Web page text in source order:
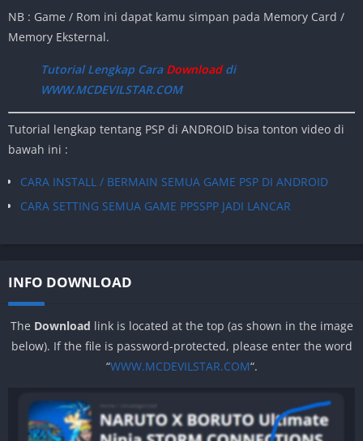
Download Star Wars – Lethal Alliance
PPSSPP
CARA PASANG SAVE DATA DI SEMUA GAME PPSSPP
Alliance
CARA CHEAT SEMUA GAME PPSSPP : KLIK DISINI
NB : Game / Rom ini dapat kamu simpan pada Memory Card /
Memory Eksternal.
Tutorial Lengkap CaraDownloaddi
WWW.MCDEVILSTAR.COM
Tutorial lengkap tentang PSP di ANDROID bisa tonton video di
bawah ini :
CARA INSTALL / BERMAIN SEMUA GAME PSP DI ANDROID
CARA SETTING SEMUA GAME PPSSPP JADI LANCAR
INFO DOWNLOAD
The Download link is located at the top (as shown in the image
below). If the file is password-protected, please enter the word
“WWW.MCDEVILSTAR.COM“.